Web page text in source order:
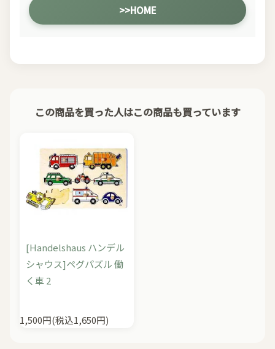
>>HOME
この商品を買った人はこの商品も買っています
[Handelshaus ハンデル
シャウス]ペグパズル 働
く車 2
1,500円(税込1,650円)